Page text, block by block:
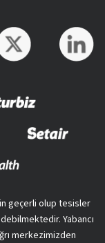
geçerli olup tesisler
Yabancı
merkezimizden